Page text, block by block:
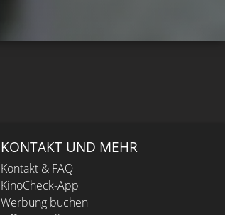
KONTAKT UND MEHR
Kontakt & FAQ
KinoCheck-App
Werbung buchen